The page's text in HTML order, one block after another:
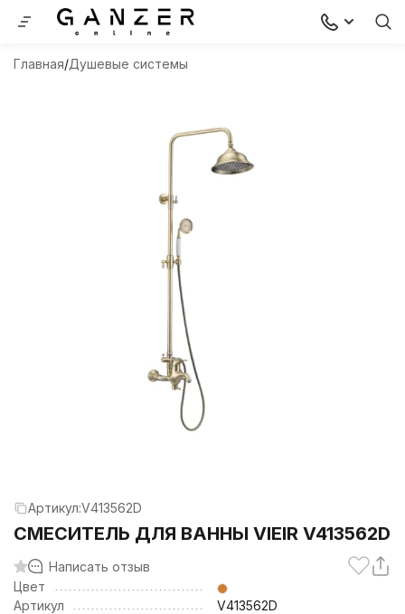
Главная Душевые системы
Артикул:V413562D
СМЕСИТЕЛЬ ДЛЯ ВАННЫ VIEIR V413562D
Написать отзыв
Цвет
Артикул
V413562D